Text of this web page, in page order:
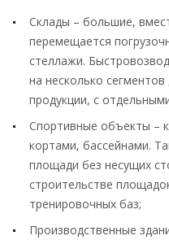
Склады – большие,
перемещается
стеллажи.
на несколько
продукции, с
Спортивные объекты –
кортами, бассейнами.
площади без несущих
строительстве
тренировочных баз;
Производственные